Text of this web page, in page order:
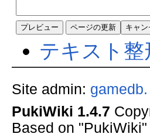
テキスト
Site admin: gamedb.
PukiWiki 1.4.7
Based on